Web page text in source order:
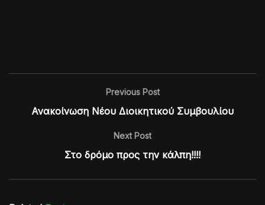
Previous Post
Ανακοίνωση Νέου Διοικητικού Συμβουλίου
Next Post
Στο δρόμο προς την κάλπη!!!!